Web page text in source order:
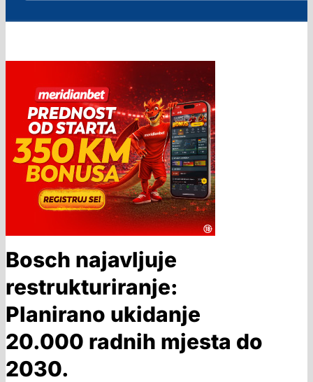
Bosch najavljuje
restrukturiranje:
Planirano ukidanje
20.000 radnih mjesta do
2030.